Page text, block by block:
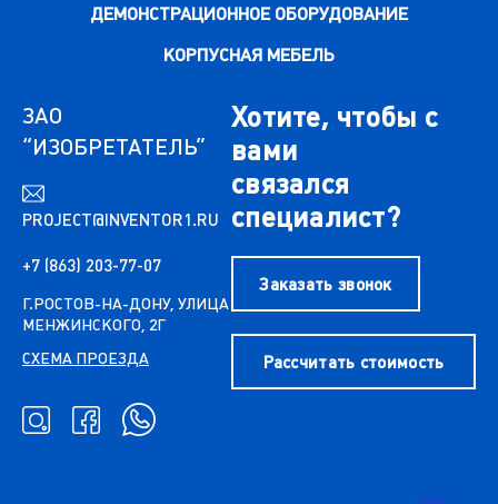
ДЕМОНСТРАЦИОННОЕ ОБОРУДОВАНИЕ
КОРПУСНАЯ МЕБЕЛЬ
ЗАО
“ИЗОБРЕТАТЕЛЬ”
PROJECT@INVENTOR1.RU
+7 (863) 203-77-07
Г.РОСТОВ-НА-ДОНУ, УЛИЦА
МЕНЖИНСКОГО, 2Г
СХЕМА ПРОЕЗДА
Хотите, чтобы с
вами
связался
специалист?
Заказать звонок
Рассчитать стоимость